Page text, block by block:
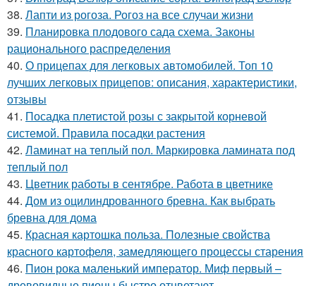
38. Лапти из рогоза. Рогоз на все случаи жизни
39. Планировка плодового сада схема. Законы
рационального распределения
40. О прицепах для легковых автомобилей. Топ 10
лучших легковых прицепов: описания, характеристики,
отзывы
41. Посадка плетистой розы с закрытой корневой
системой. Правила посадки растения
42. Ламинат на теплый пол. Маркировка ламината под
теплый пол
43. Цветник работы в сентябре. Работа в цветнике
44. Дом из оцилиндрованного бревна. Как выбрать
бревна для дома
45. Красная картошка польза. Полезные свойства
красного картофеля, замедляющего процессы старения
46. Пион рока маленький император. Миф первый –